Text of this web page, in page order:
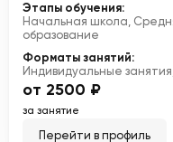
Этапы обучения:
Начальная школа,
образование
Форматы занятий:
Индивидуальные
от 2500 ₽
за занятие
Перейти в профиль